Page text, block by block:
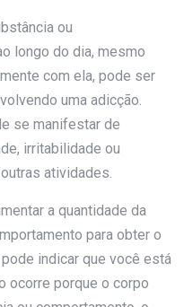
ou
longo do dia, mesmo
com ela, pode ser
uma adicção.
se manifestar de
irritabilidade ou
atividades.
a quantidade da
para obter o
indicar que você está
ocorre porque o corpo